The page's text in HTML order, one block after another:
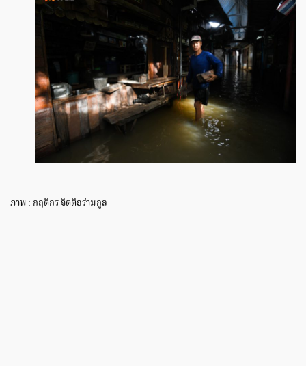
ภาพ : กฤติกร จิตติอร่ามกูล